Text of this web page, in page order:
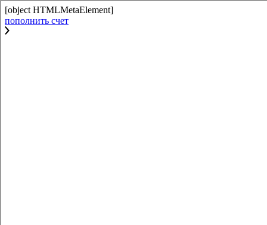
[object HTMLMetaElement]
пополнить счет